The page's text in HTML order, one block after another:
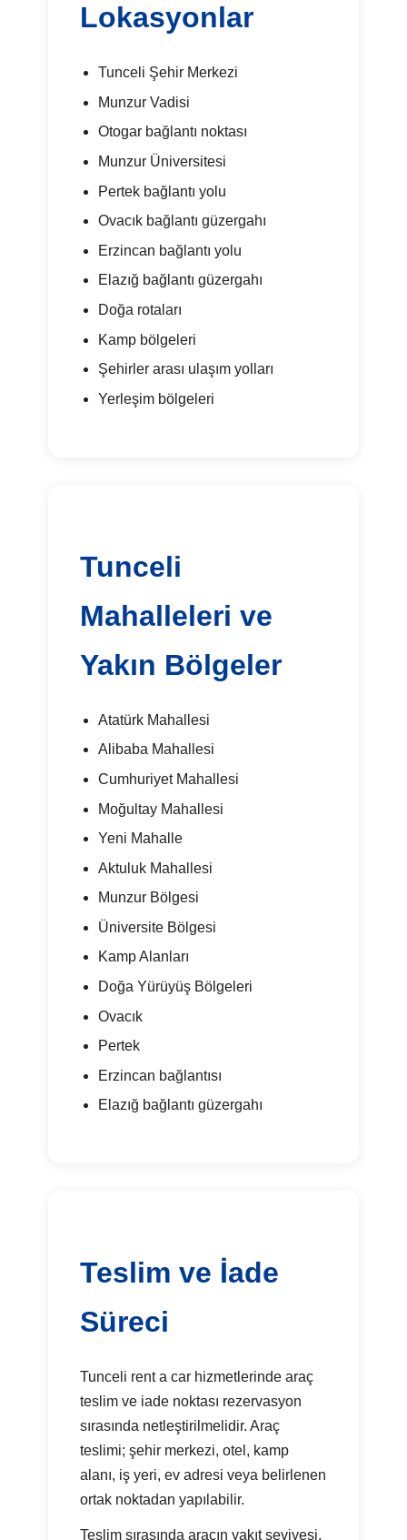
Lokasyonlar
Tunceli Şehir Merkezi
Munzur Vadisi
Otogar bağlantı noktası
Munzur Üniversitesi
Pertek bağlantı yolu
Ovacık bağlantı güzergahı
Erzincan bağlantı yolu
Elazığ bağlantı güzergahı
Doğa rotaları
Kamp bölgeleri
Şehirler arası ulaşım yolları
Yerleşim bölgeleri
Tunceli
Mahalleleri ve
Yakın Bölgeler
Atatürk Mahallesi
Alibaba Mahallesi
Cumhuriyet Mahallesi
Moğultay Mahallesi
Yeni Mahalle
Aktuluk Mahallesi
Munzur Bölgesi
Üniversite Bölgesi
Kamp Alanları
Doğa Yürüyüş Bölgeleri
Ovacık
Pertek
Erzincan bağlantısı
Elazığ bağlantı güzergahı
Teslim ve İade
Süreci
Tunceli rent a car hizmetlerinde araç
teslim ve iade noktası rezervasyon
sırasında netleştirilmelidir. Araç
teslimi; şehir merkezi, otel, kamp
alanı, iş yeri, ev adresi veya belirlenen
ortak noktadan yapılabilir.
Teslim sırasında aracın yakıt seviyesi,